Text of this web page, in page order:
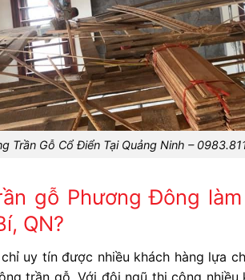
Trần Gỗ Cổ Điển Tại Quảng Ninh –
gỗ Phương Đông
QN?
uy tín được nhiều khách hàng lựa